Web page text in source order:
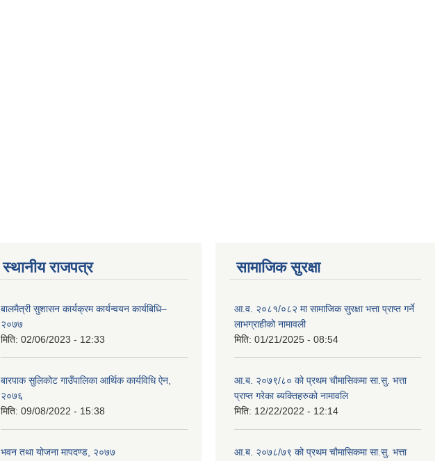
स्थानीय राजपत्र
बालमैत्री सुशासन कार्यक्रम कार्यन्वयन कार्यबिधि–
२०७७
मिति: 02/06/2023 - 12:33
बारपाक सुलिकोट गाउँपालिका आर्थिक कार्यविधि ऐन,
२०७६
मिति: 09/08/2022 - 15:38
भवन तथा योजना मापदण्ड, २०७७
सामाजिक सुरक्षा
आ.व. २०८१/०८२ मा सामाजिक सुरक्षा भत्ता प्राप्त गर्ने
लाभग्राहीको नामावली
मिति: 01/21/2025 - 08:54
आ.ब. २०७९/८० को प्रथम चौमासिकमा सा.सु. भत्ता
प्राप्त गरेका ब्यक्तिहरुको नामावलि
मिति: 12/22/2022 - 12:14
आ.ब. २०७८/७९ को प्रथम चौमासिकमा सा.सु. भत्ता